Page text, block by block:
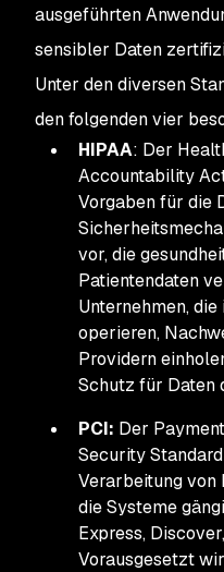
ausgeführten
sensibler Daten
Unter den diversen
den folgenden vier
HIPAA: Der
Accountability
Vorgaben für die
vor, die
Patientendaten
Unternehmen,
operieren,
Providern
Schutz für Daten
PCI: Der
Security
Verarbeitung von
die Systeme
Express,
Vorausgesetzt